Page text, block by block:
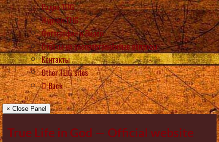
Радио TLIG
Журнал TLIG
Фотографии и Видео
Ответы на распространённые вопросы
Контакты
Other TLIG sites
Back
× Close Panel
True Life in God — Official website